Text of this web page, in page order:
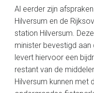
Al eerder zijn
Hilversum en de
station Hilversum.
minister bevestigd aan
levert hiervoor een
restant van de
Hilversum kunnen met